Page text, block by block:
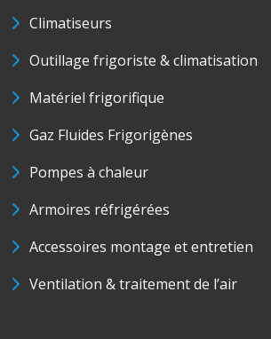
Climatiseurs
Outillage frigoriste & climatisation
Matériel frigorifique
Gaz Fluides Frigorigènes
Pompes à chaleur
Armoires réfrigérées
Accessoires montage et entretien
Ventilation & traitement de l’air